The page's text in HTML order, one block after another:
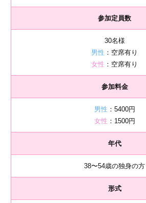
参加定員数
30名様
男性 ：空席有り
女性 ：空席有り
参加料金
男性 ：5400円
女性 ：1500円
年代
38〜54歳の独身の方
形式